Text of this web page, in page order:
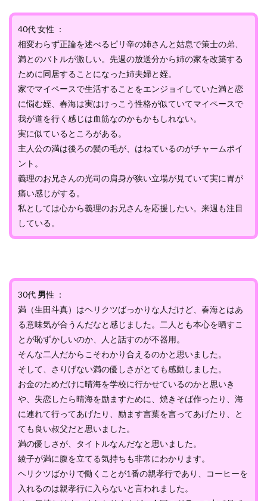
40代 女性 ：
相変わらず正論を述べるピリ辛の姉さんと姑息で策士の弟、
満とのバトルが激しい。先週の放送分から姉の家を改築する
ために同居することになった姉夫婦と姪。
家でマイペースで生活することをエンジョイしていた満と恋
に悩む姪、春海は実はけっこう性格が似ていてマイペースで
我が道を行く感じは血筋なのかもかもしれない。
実に似ているところがある。
主人公の満は後ろの髪の毛が、はねているのがチャームポイ
ント。
義理のお兄さんの光司の肩身が狭い立場が見ていて実に胃が
痛い感じがする。
私としては心から義理のお兄さんを応援したい。来週も注目
している。
30代 男性 ：
満（生田斗真）はヘリクツばっかりな人だけど、春海とはあ
る意味気が合うんだなと感じました。二人とも本心を晒すこ
とが恥ずかしいのか、人と話すのが不器用。
そんな二人だからこそわかり合えるのかと思いました。
そして、さりげない満の優しさがとても感動しました。
お金のためだけに晴海を学校に行かせているのかと思いき
や、失恋したら晴海を励ますために、焼きそば作ったり、海
に連れて行ってあげたり、励ます言葉を言ってあげたり、と
ても良い叔父だと思いました。
満の優しさが、タイトルなんだなと思いました。
綾子が満に腹を立てる気持ちも非常にわかります。
ヘリクツばかりで働くことが1番の親孝行であり、コーヒーを
入れるのは親孝行に入らないと言われました。